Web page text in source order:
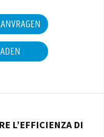
L’EFFICIENZA DI